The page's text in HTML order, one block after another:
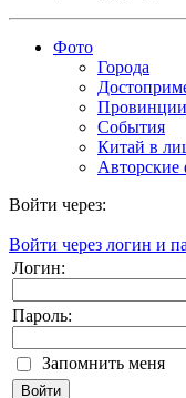
Фото
Города
Провинции
События
Китай в
Авторские
Войти через:
Войти через логин и
Логин:
Пароль:
Запомнить меня